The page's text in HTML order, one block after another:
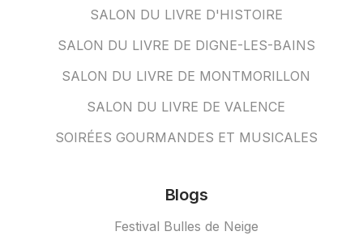
SALON DU LIVRE D'HISTOIRE
SALON DU LIVRE DE DIGNE-LES-BAINS
SALON DU LIVRE DE MONTMORILLON
SALON DU LIVRE DE VALENCE
SOIRÉES GOURMANDES ET MUSICALES
Blogs
Festival Bulles de Neige